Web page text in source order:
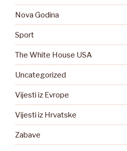
Nova Godina
Sport
The White House USA
Uncategorized
Vijesti iz Evrope
Vijesti iz Hrvatske
Zabave